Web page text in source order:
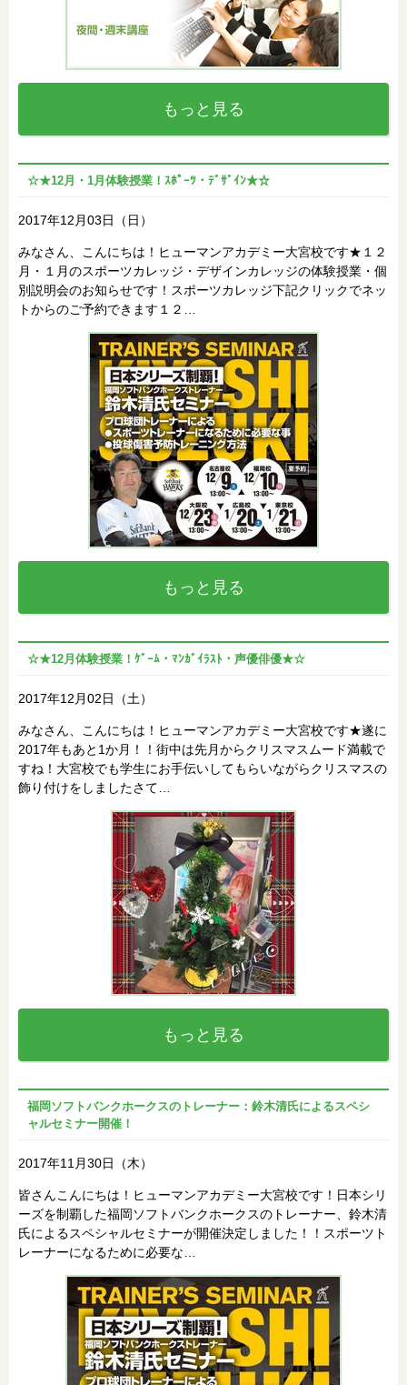
もっと見る
☆★12月・1月体験授業！ｽﾎﾟｰﾂ・ﾃﾞｻﾞｲﾝ★☆
2017年12月03日（日）
みなさん、こんにちは！ヒューマンアカデミー大宮校です★１２
月・１月のスポーツカレッジ・デザインカレッジの体験授業・個
別説明会のお知らせです！スポーツカレッジ下記クリックでネッ
トからのご予約できます１２…
もっと見る
☆★12月体験授業！ｹﾞｰﾑ・ﾏﾝｶﾞｲﾗｽﾄ・声優俳優★☆
2017年12月02日（土）
みなさん、こんにちは！ヒューマンアカデミー大宮校です★遂に
2017年もあと1か月！！街中は先月からクリスマスムード満載で
すね！大宮校でも学生にお手伝いしてもらいながらクリスマスの
飾り付けをしましたさて…
もっと見る
福岡ソフトバンクホークスのトレーナー：鈴木清氏によるスペシ
ャルセミナー開催！
2017年11月30日（木）
皆さんこんにちは！ヒューマンアカデミー大宮校です！日本シリ
ーズを制覇した福岡ソフトバンクホークスのトレーナー、鈴木清
氏によるスペシャルセミナーが開催決定しました！！スポーツト
レーナーになるために必要な…